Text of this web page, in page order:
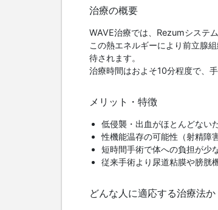
治療の概要
WAVE治療では、Rezumシステ
この熱エネルギーにより前立腺
待されます。
治療時間はおよそ10分程度で、
メリット・特徴
低侵襲・出血がほとんどない
性機能温存の可能性（射精障
短時間手術で体への負担が少
従来手術より尿道粘膜や膀胱
どんな人に適応する治療法か